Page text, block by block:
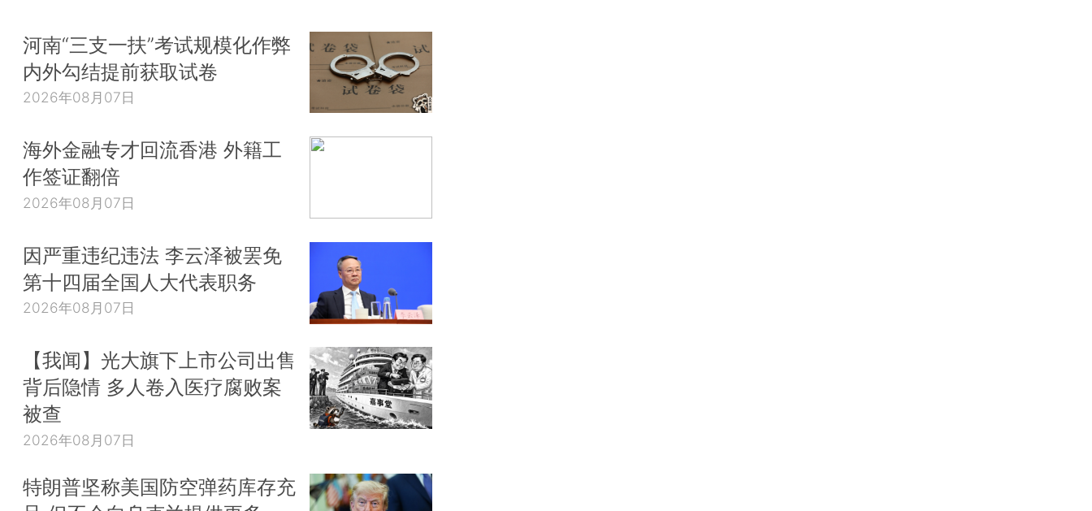
河南“三支一扶”考试规模化作弊
内外勾结提前获取试卷
2026年08月07日
海外金融专才回流香港 外籍工
作签证翻倍
2026年08月07日
因严重违纪违法 李云泽被罢免
第十四届全国人大代表职务
2026年08月07日
【我闻】光大旗下上市公司出售
背后隐情 多人卷入医疗腐败案
被查
2026年08月07日
特朗普坚称美国防空弹药库存充